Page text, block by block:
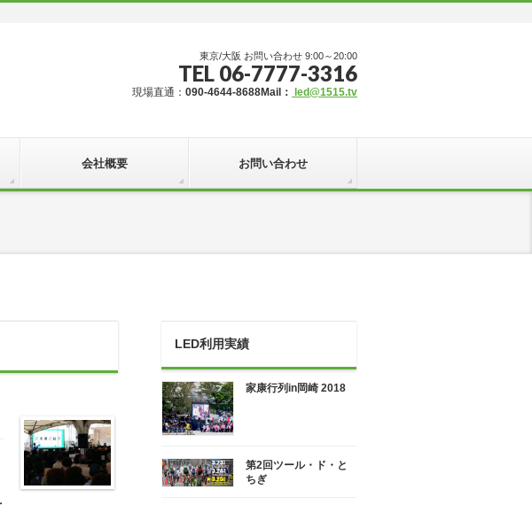
東京/大阪 お問い合わせ 9:00～20:00
TEL 06-7777-3316
現場直通： 090-4644-8688Mail： led@1515.tv
会社概要 お問い合わせ
LED利用実績
家康行列in岡崎 2018
第2回ツール・ド・と
ちぎ